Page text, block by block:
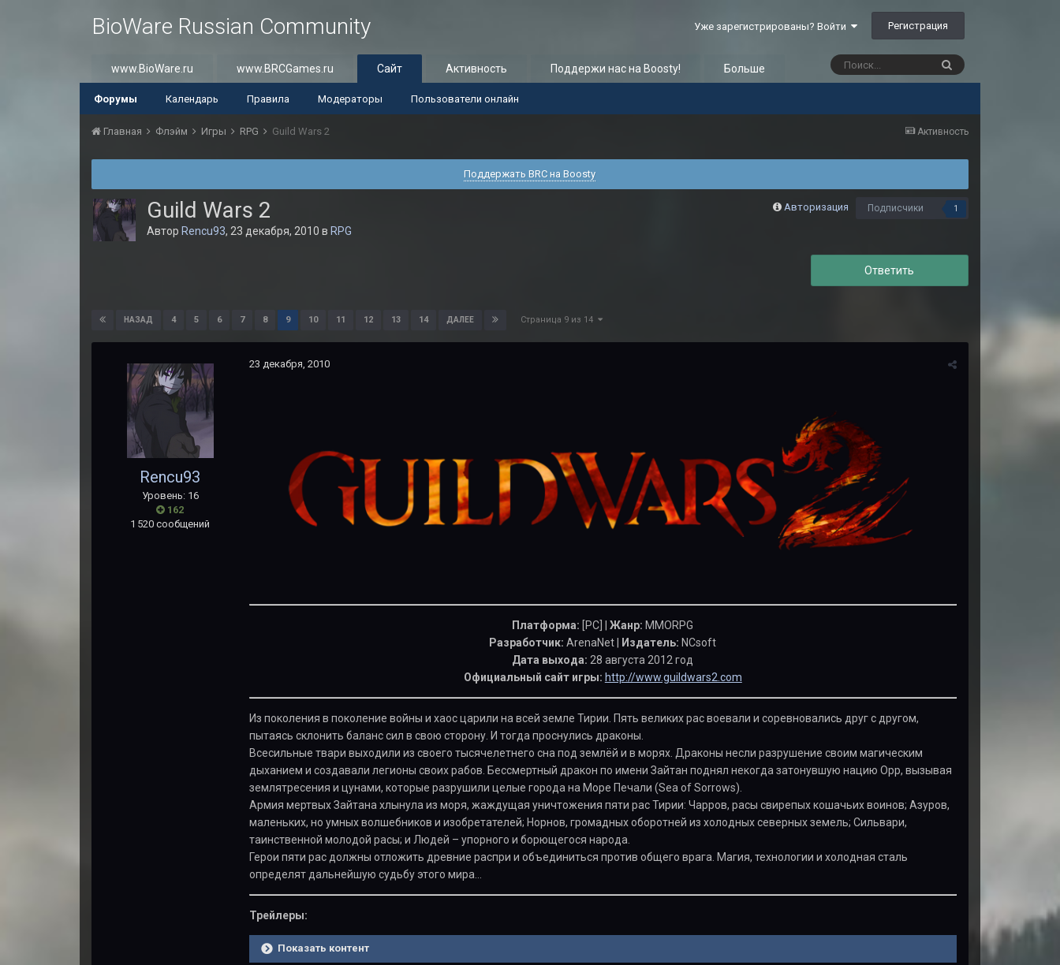
BioWare Russian Community Уже зарегистрированы? Войти Регистрация
www.BioWare.ru www.BRCGames.ru Сайт
Форумы Календарь Правила Модераторы Пользователи онлайн
Активность Поддержи нас на Boosty! Больше
Активность
Главная Флэйм Игры RPG Guild Wars 2
Поддержать BRC на Boosty
Авторизация Подписчики 1
Guild Wars 2
Автор Rencu93, 23 декабря, 2010 в RPG
Ответить
НАЗАД 4 5 6 7 8 9 10 11 12 13 14 ДАЛЕЕ Страница 9 из 14
Rencu93
Уровень: 16
162
1 520 сообщений
23 декабря, 2010
Платформа: [PC] |Жанр: MMORPG
Разработчик: ArenaNet | Издатель: NCsoft
Дата выхода: 28 августа 2012 год
Официальный сайт игры: http://www.guildwars2.com
Из поколения в поколение войны и хаос царили на всей земле Тирии. Пять великих рас воевали и соревновались друг с другом,
пытаясь склонить баланс сил в свою сторону. И тогда проснулись драконы.
Всесильные твари выходили из своего тысячелетнего сна под землёй и в морях. Драконы несли разрушение своим магическим
дыханием и создавали легионы своих рабов. Бессмертный дракон по имени Зайтан поднял некогда затонувшую нацию Орр, вызывая
землятресения и цунами, которые разрушили целые города на Море Печали (Sea of Sorrows).
Армия мертвых Зайтана хлынула из моря, жаждущая уничтожения пяти рас Тирии: Чарров, расы свирепых кошачьих воинов; Азуров,
маленьких, но умных волшебников и изобретателей; Норнов, громадных оборотней из холодных северных земель; Сильвари,
таинственной молодой расы; и Людей – упорного и борющегося народа.
Герои пяти рас должны отложить древние распри и объединиться против общего врага. Магия, технологии и холодная сталь
определят дальнейшую судьбу этого мира…
Трейлеры:
Показать контент